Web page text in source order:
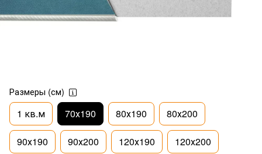
Размеры (см)
1 кв.м 70х190 80х190 80х200
90х190 90х200 120х190 120х200